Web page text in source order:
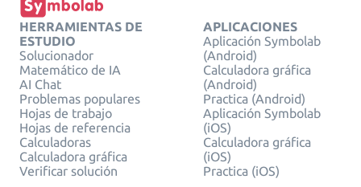
HERRAMIENTAS DE
ESTUDIO
Solucionador
Matemático de IA
AI Chat
Problemas populares
Hojas de trabajo
Hojas de referencia
Calculadoras
Calculadora gráfica
Verificar solución
APLICACIONES
Aplicación Symbolab
(Android)
Calculadora gráfica
(Android)
Practica (Android)
Aplicación Symbolab
(iOS)
Calculadora gráfica
(iOS)
Practica (iOS)